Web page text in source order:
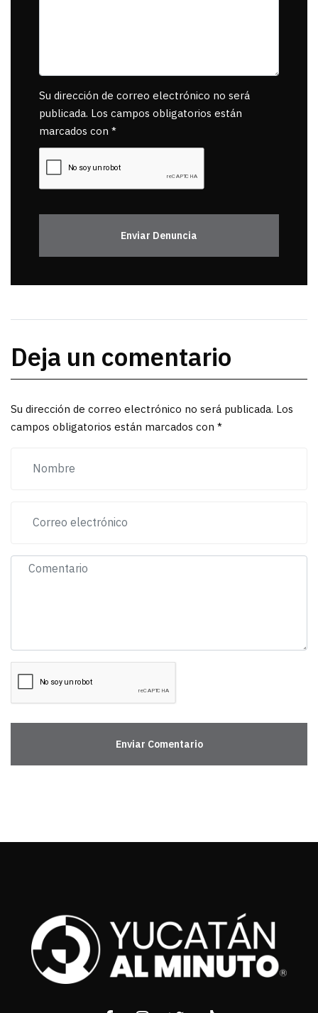
Su dirección de correo electrónico no será
publicada. Los campos obligatorios están
marcados con *
Enviar Denuncia
Deja un comentario
Su dirección de correo electrónico no será publicada. Los
campos obligatorios están marcados con *
Enviar Comentario